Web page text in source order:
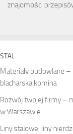
znajomości
STAL
Materiały budowlane
blacharska komina
Rozwój twojej firmy –
w Warszawie
Liny stalowe, liny